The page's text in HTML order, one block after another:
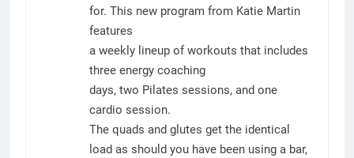
for. This new program from Katie Martin
features
a weekly lineup of workouts that includes
three energy coaching
days, two Pilates sessions, and one
cardio session.
The quads and glutes get the identical
load as should you have been using a bar,